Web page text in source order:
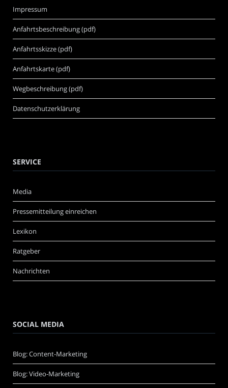
Impressum
Anfahrtsbeschreibung (pdf)
Anfahrtsskizze (pdf)
Anfahrtskarte (pdf)
Wegbeschreibung (pdf)
Datenschutzerklärung
SERVICE
Media
Pressemitteilung einreichen
Lexikon
Ratgeber
Nachrichten
SOCIAL MEDIA
Blog: Content-Marketing
Blog: Video-Marketing